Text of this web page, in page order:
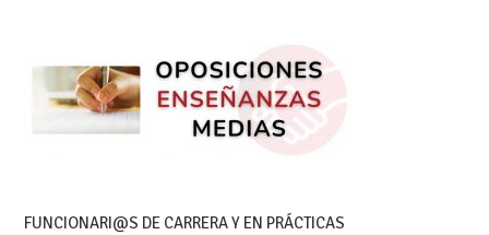
FUNCIONARI@S DE CARRERA Y EN PRÁCTICAS